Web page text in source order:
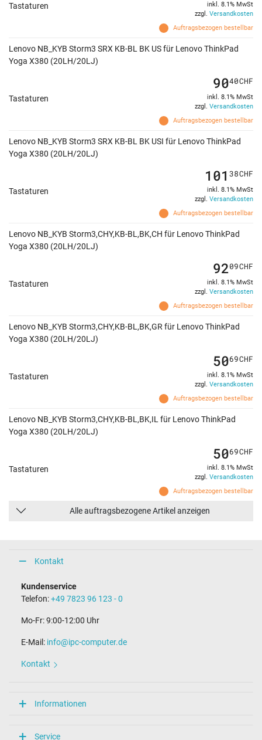
Tastaturen
Auftragsbezogen bestellbar
inkl. 8.1% MwSt
zzgl. Versandkosten
Lenovo NB_KYB Storm3 SRX KB-BL BK US für Lenovo ThinkPad
Yoga X380 (20LH/20LJ)
Tastaturen
Auftragsbezogen bestellbar
9040CHF
inkl. 8.1% MwSt
zzgl. Versandkosten
Lenovo NB_KYB Storm3 SRX KB-BL BK USI für Lenovo ThinkPad
Yoga X380 (20LH/20LJ)
Tastaturen
Auftragsbezogen bestellbar
101 38CHF
inkl. 8.1% MwSt
zzgl. Versandkosten
Lenovo NB_KYB Storm3,CHY,KB-BL,BK,CH für Lenovo ThinkPad
Yoga X380 (20LH/20LJ)
Tastaturen
Auftragsbezogen bestellbar
9209CHF
inkl. 8.1% MwSt
zzgl. Versandkosten
Lenovo NB_KYB Storm3,CHY,KB-BL,BK,GR für Lenovo ThinkPad
Yoga X380 (20LH/20LJ)
Tastaturen
Auftragsbezogen bestellbar
5069CHF
inkl. 8.1% MwSt
zzgl. Versandkosten
Lenovo NB_KYB Storm3,CHY,KB-BL,BK,IL für Lenovo ThinkPad
Yoga X380 (20LH/20LJ)
Tastaturen
Auftragsbezogen bestellbar
5069CHF
inkl. 8.1% MwSt
zzgl. Versandkosten
Alle auftragsbezogene Artikel anzeigen
Kontakt
Kundenservice
Telefon:+49 7823 96 123 - 0
Mo-Fr: 9:00-12:00 Uhr
E-Mail: info@ipc-computer.de
Kontakt
Informationen
Service